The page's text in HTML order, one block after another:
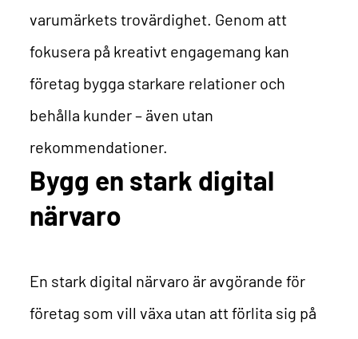
varumärkets trovärdighet. Genom att
fokusera på kreativt engagemang kan
företag bygga starkare relationer och
behålla kunder – även utan
rekommendationer.
Bygg en stark digital
närvaro
En stark digital närvaro är avgörande för
företag som vill växa utan att förlita sig på